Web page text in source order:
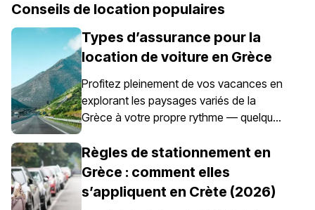
Conseils de location populaires
Types d’assurance pour la
location de voiture en Grèce
Profitez pleinement de vos vacances en
explorant les paysages variés de la
Grèce à votre propre rythme — quelque
de voiture. Il est toutefois essentiel de
comprendre qu’en Grèce, l’assurance
automobile n’est pas simplement une
option ; elle est obligatoire pour tous les
Règles de stationnement en
Grèce : comment elles
s’appliquent en Crète (2026)